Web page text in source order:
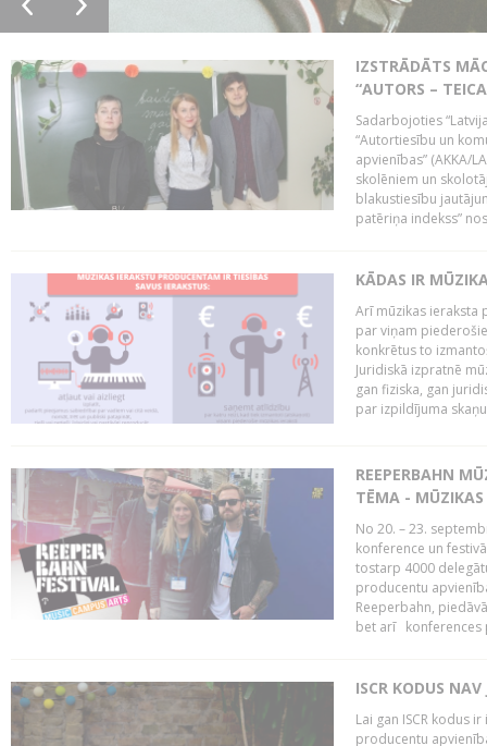
IZSTRĀDĀTS
“AUTORS –
Sadarbojoties
“Autortiesību un
apvienības” (AKKA/
skolēniem un
blakustiesību
patēriņa indekss”
KĀDAS IR
Arī mūzikas ieraksta
par viņam
konkrētus to
Juridiskā izpratnē
gan fiziska, gan
par izpildījuma
REEPERBAHN
TĒMA -
No 20. – 23.
konference un
tostarp 4000
producentu
Reeperbahn,
bet arī konferences
ISCR KODUS
Lai gan ISCR kodus
producentu